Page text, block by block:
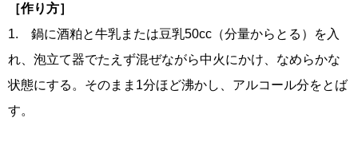
［作り方］
1. 鍋に酒粕と牛乳または豆乳50cc（分量からとる）を入
れ、泡立て器でたえず混ぜながら中火にかけ、なめらかな
状態にする。そのまま1分ほど沸かし、アルコール分をとば
す。